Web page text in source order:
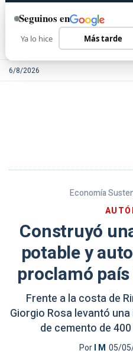
6/8/2026
Economía
Construyó
potable y
proclamó
Frente a la costa de
Giorgio Rosa levantó
de cemento de
PorI M 05/
Seguinos en
Ya lo hice Más tarde